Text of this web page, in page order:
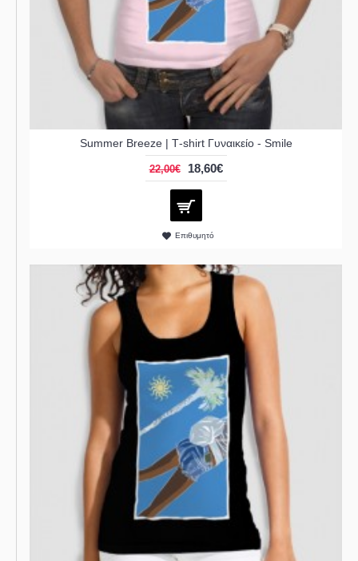
Summer Breeze | Τ-shirt Γυναικείο - Smile
22,00€ 18,60€
Επιθυμητό